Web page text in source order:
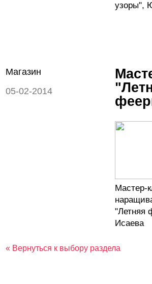
узоры",
Магазин
05-02-2014
Мастер-
"Летняя
Исаева
« Вернуться к выбору раздела